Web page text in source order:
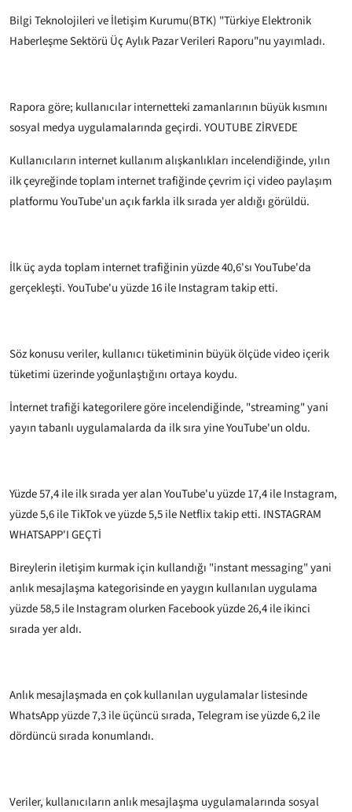
Bilgi Teknolojileri ve İletişim Kurumu(BTK) "Türkiye Elektronik
Haberleşme Sektörü Üç Aylık Pazar Verileri Raporu"nu yayımladı.
Rapora göre; kullanıcılar internetteki zamanlarının​​​​​​​ büyük kısmını
sosyal medya uygulamalarında geçirdi.YOUTUBE ZİRVEDE
Kullanıcıların internet kullanım alışkanlıkları incelendiğinde, yılın
ilk çeyreğinde toplam internet trafiğinde çevrim içi video paylaşım
platformu YouTube'un açık farkla ilk sırada yer aldığı görüldü.
İlk üç ayda toplam internet trafiğinin yüzde 40,6'sı YouTube'da
gerçekleşti. YouTube'u yüzde 16 ile Instagram takip etti.
Söz konusu veriler, kullanıcı tüketiminin büyük ölçüde video içerik
tüketimi üzerinde yoğunlaştığını ortaya koydu.
İnternet trafiği kategorilere göre incelendiğinde, "streaming" yani
yayın tabanlı uygulamalarda da ilk sıra yine YouTube'un oldu.
Yüzde 57,4 ile ilk sırada yer alan YouTube'u yüzde 17,4 ile Instagram,
yüzde 5,6 ile TikTok ve yüzde 5,5 ile Netflix takip etti. INSTAGRAM
WHATSAPP'I GEÇTİ
Bireylerin iletişim kurmak için kullandığı "instant messaging" yani
anlık mesajlaşma kategorisinde en yaygın kullanılan uygulama
yüzde 58,5 ile Instagram olurken Facebook yüzde 26,4 ile ikinci
sırada yer aldı.
Anlık mesajlaşmada en çok kullanılan uygulamalar listesinde
WhatsApp yüzde 7,3 ile üçüncü sırada, Telegram ise yüzde 6,2 ile
dördüncü sırada konumlandı.
Veriler, kullanıcıların anlık mesajlaşma uygulamalarında sosyal